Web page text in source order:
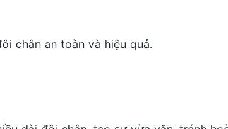
chân an toàn và hiệu quả.